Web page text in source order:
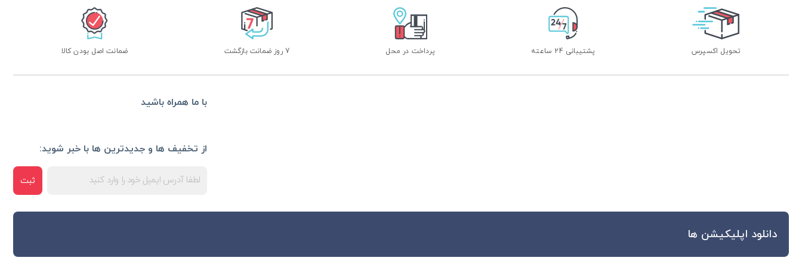
تحویل اکسپرس پشتیبانی 24 ساعته پرداخت در محل 7 روز ضمانت بازگشت ضمانت اصل بودن کالا
از تخفیف ها و جدیدترین ها با خبر شوید:
ثبت
با ما همراه باشید
دانلود اپلیکیشن ها